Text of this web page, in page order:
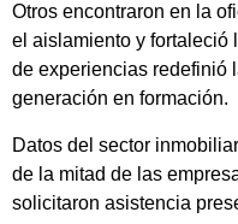
Otros encontraron en la
el aislamiento y fortaleció
de experiencias redefinió
generación en formación.
Datos del sector
de la mitad de las
solicitaron asistencia